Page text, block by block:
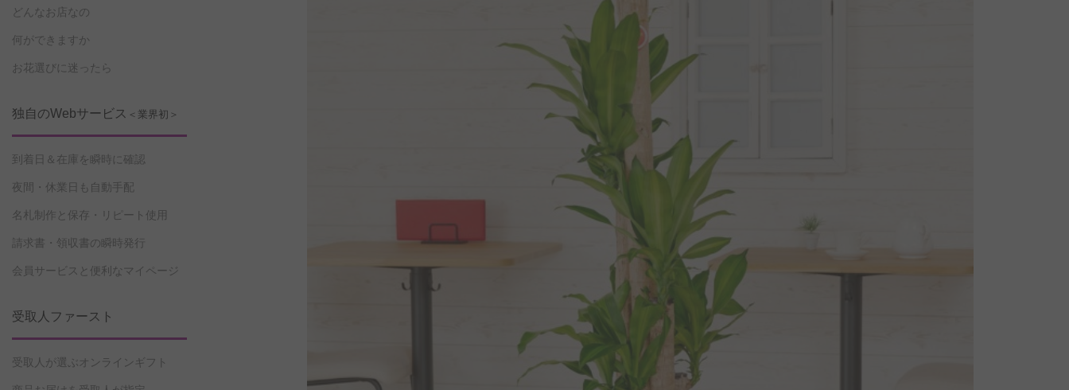
どんなお店なの
何ができますか
お花選びに迷ったら
独自のWebサービス ＜業界初＞
到着日＆在庫を瞬時に確認
夜間・休業日も自動手配
名札制作と保存・リピート使用
請求書・領収書の瞬時発行
会員サービスと便利なマイページ
受取人ファースト
受取人が選ぶオンラインギフト